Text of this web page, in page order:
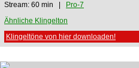
Stream: 60 min |
Pro-7
Ähnliche Klingelton
Klingeltöne von hier downloaden!